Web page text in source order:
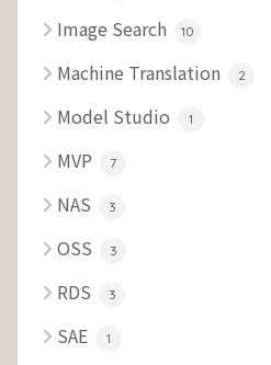
Image Search 10
Machine Translation 2
Model Studio 1
MVP 7
NAS 3
OSS 3
RDS 3
SAE 1